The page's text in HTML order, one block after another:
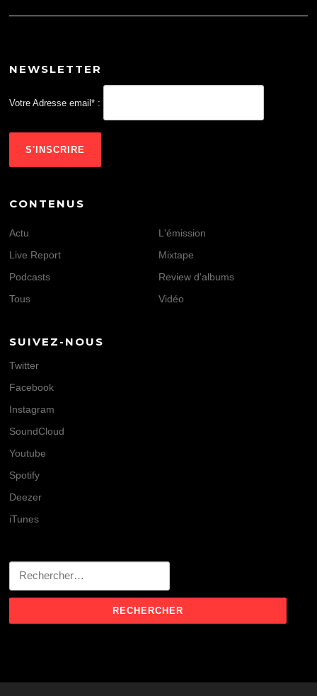
NEWSLETTER
Votre Adresse email* :
CONTENUS
Actu
L'émission
Live Report
Mixtape
Podcasts
Review d'albums
Tous
Vidéo
SUIVEZ-NOUS
Twitter
Facebook
Instagram
SoundCloud
Youtube
Spotify
Deezer
iTunes